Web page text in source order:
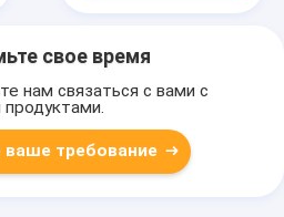
свое время
нам связаться с вами с
ваше требование